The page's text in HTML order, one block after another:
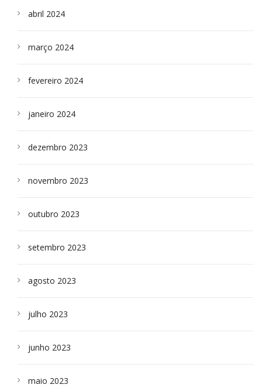
abril 2024
março 2024
fevereiro 2024
janeiro 2024
dezembro 2023
novembro 2023
outubro 2023
setembro 2023
agosto 2023
julho 2023
junho 2023
maio 2023